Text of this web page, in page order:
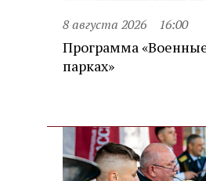
8 августа 2026 16:00
Программа
парках»